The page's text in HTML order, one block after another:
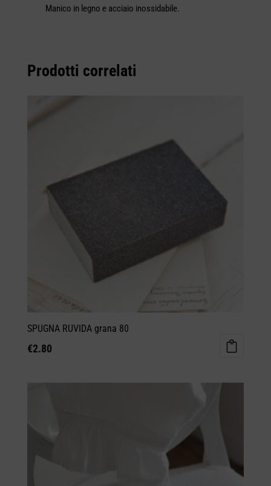
Manico in legno e acciaio inossidabile.
Prodotti correlati
SPUGNA RUVIDA grana 80
€2.80